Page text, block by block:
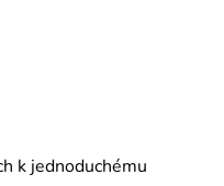
k jednoduchému